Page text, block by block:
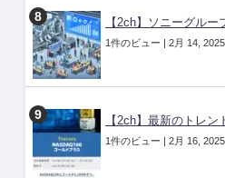
【2ch】ソニーグル
1件のビュー | 2月 14,
【2ch】最新のトレ
1件のビュー | 2月 16,